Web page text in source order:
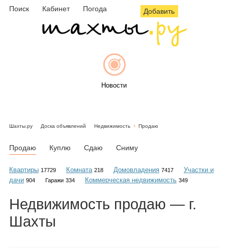
Поиск Кабинет Погода Добавить
Новости
Объявления
Шахты.ру Доска объявлений Недвижимость Продаю
Продаю Куплю Сдаю Сниму
Квартиры 17729 Комната 218 Домовладения 7417
Участки и
дачи 904 Гаражи 334 Коммерческая недвижимость 349
Недвижимость продаю — г.
Шахты